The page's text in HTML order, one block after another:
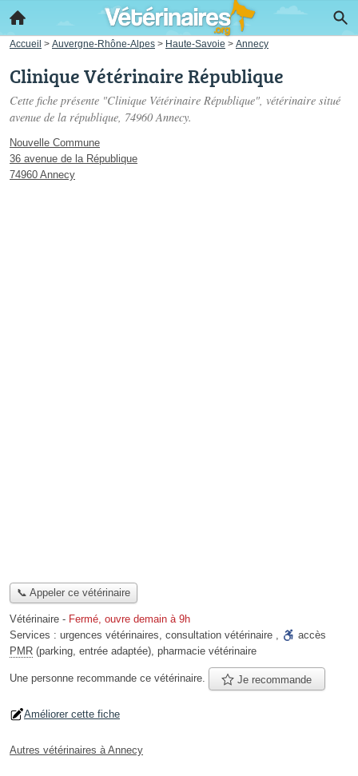
Accueil > Auvergne-Rhône-Alpes > Haute-Savoie > Annecy
Clinique Vétérinaire République
Cette fiche présente "Clinique Vétérinaire République", vétérinaire situé
avenue de la république, 74960 Annecy.
Nouvelle Commune
36 avenue de la République
74960 Annecy
📞 Appeler ce vétérinaire
Vétérinaire - Fermé, ouvre demain à 9h
Services : urgences vétérinaires, consultation vétérinaire ,
accès
PMR (parking, entrée adaptée), pharmacie vétérinaire
Une personne recommande ce vétérinaire. Je recommande
Améliorer cette fiche
Autres vétérinaires à Annecy